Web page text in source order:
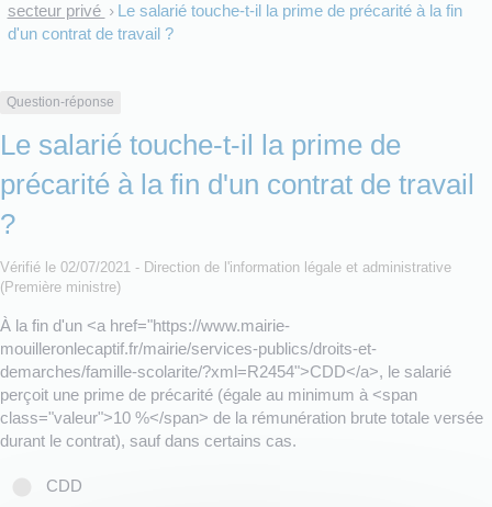
secteur privé > Le salarié touche-t-il la prime de précarité à la fin
d'un contrat de travail ?
Question-réponse
Le salarié touche-t-il la prime de
précarité à la fin d'un contrat de travail
?
Vérifié le 02/07/2021 - Direction de l'information légale et administrative
(Première ministre)
À la fin d'un <a href="https://www.mairie-
mouilleronlecaptif.fr/mairie/services-publics/droits-et-
demarches/famille-scolarite/?xml=R2454">CDD</a>, le salarié
perçoit une prime de précarité (égale au minimum à <span
class="valeur">10 %</span> de la rémunération brute totale versée
durant le contrat), sauf dans certains cas.
CDD